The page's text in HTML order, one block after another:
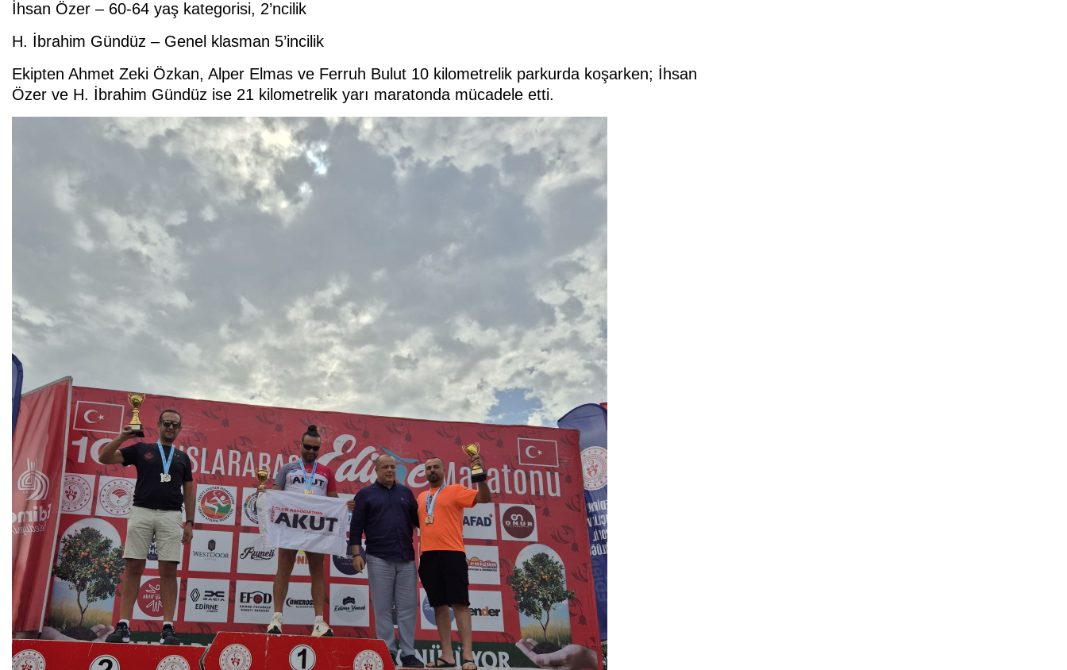
İhsan Özer – 60-64 yaş kategorisi, 2’ncilik
H. İbrahim Gündüz – Genel klasman 5’incilik
Ekipten Ahmet Zeki Özkan, Alper Elmas ve Ferruh Bulut 10 kilometrelik parkurda koşarken; İhsan
Özer ve H. İbrahim Gündüz ise 21 kilometrelik yarı maratonda mücadele etti.